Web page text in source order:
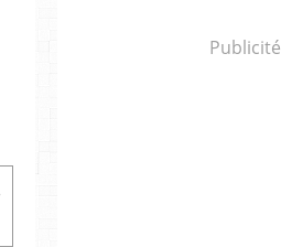
Publicité